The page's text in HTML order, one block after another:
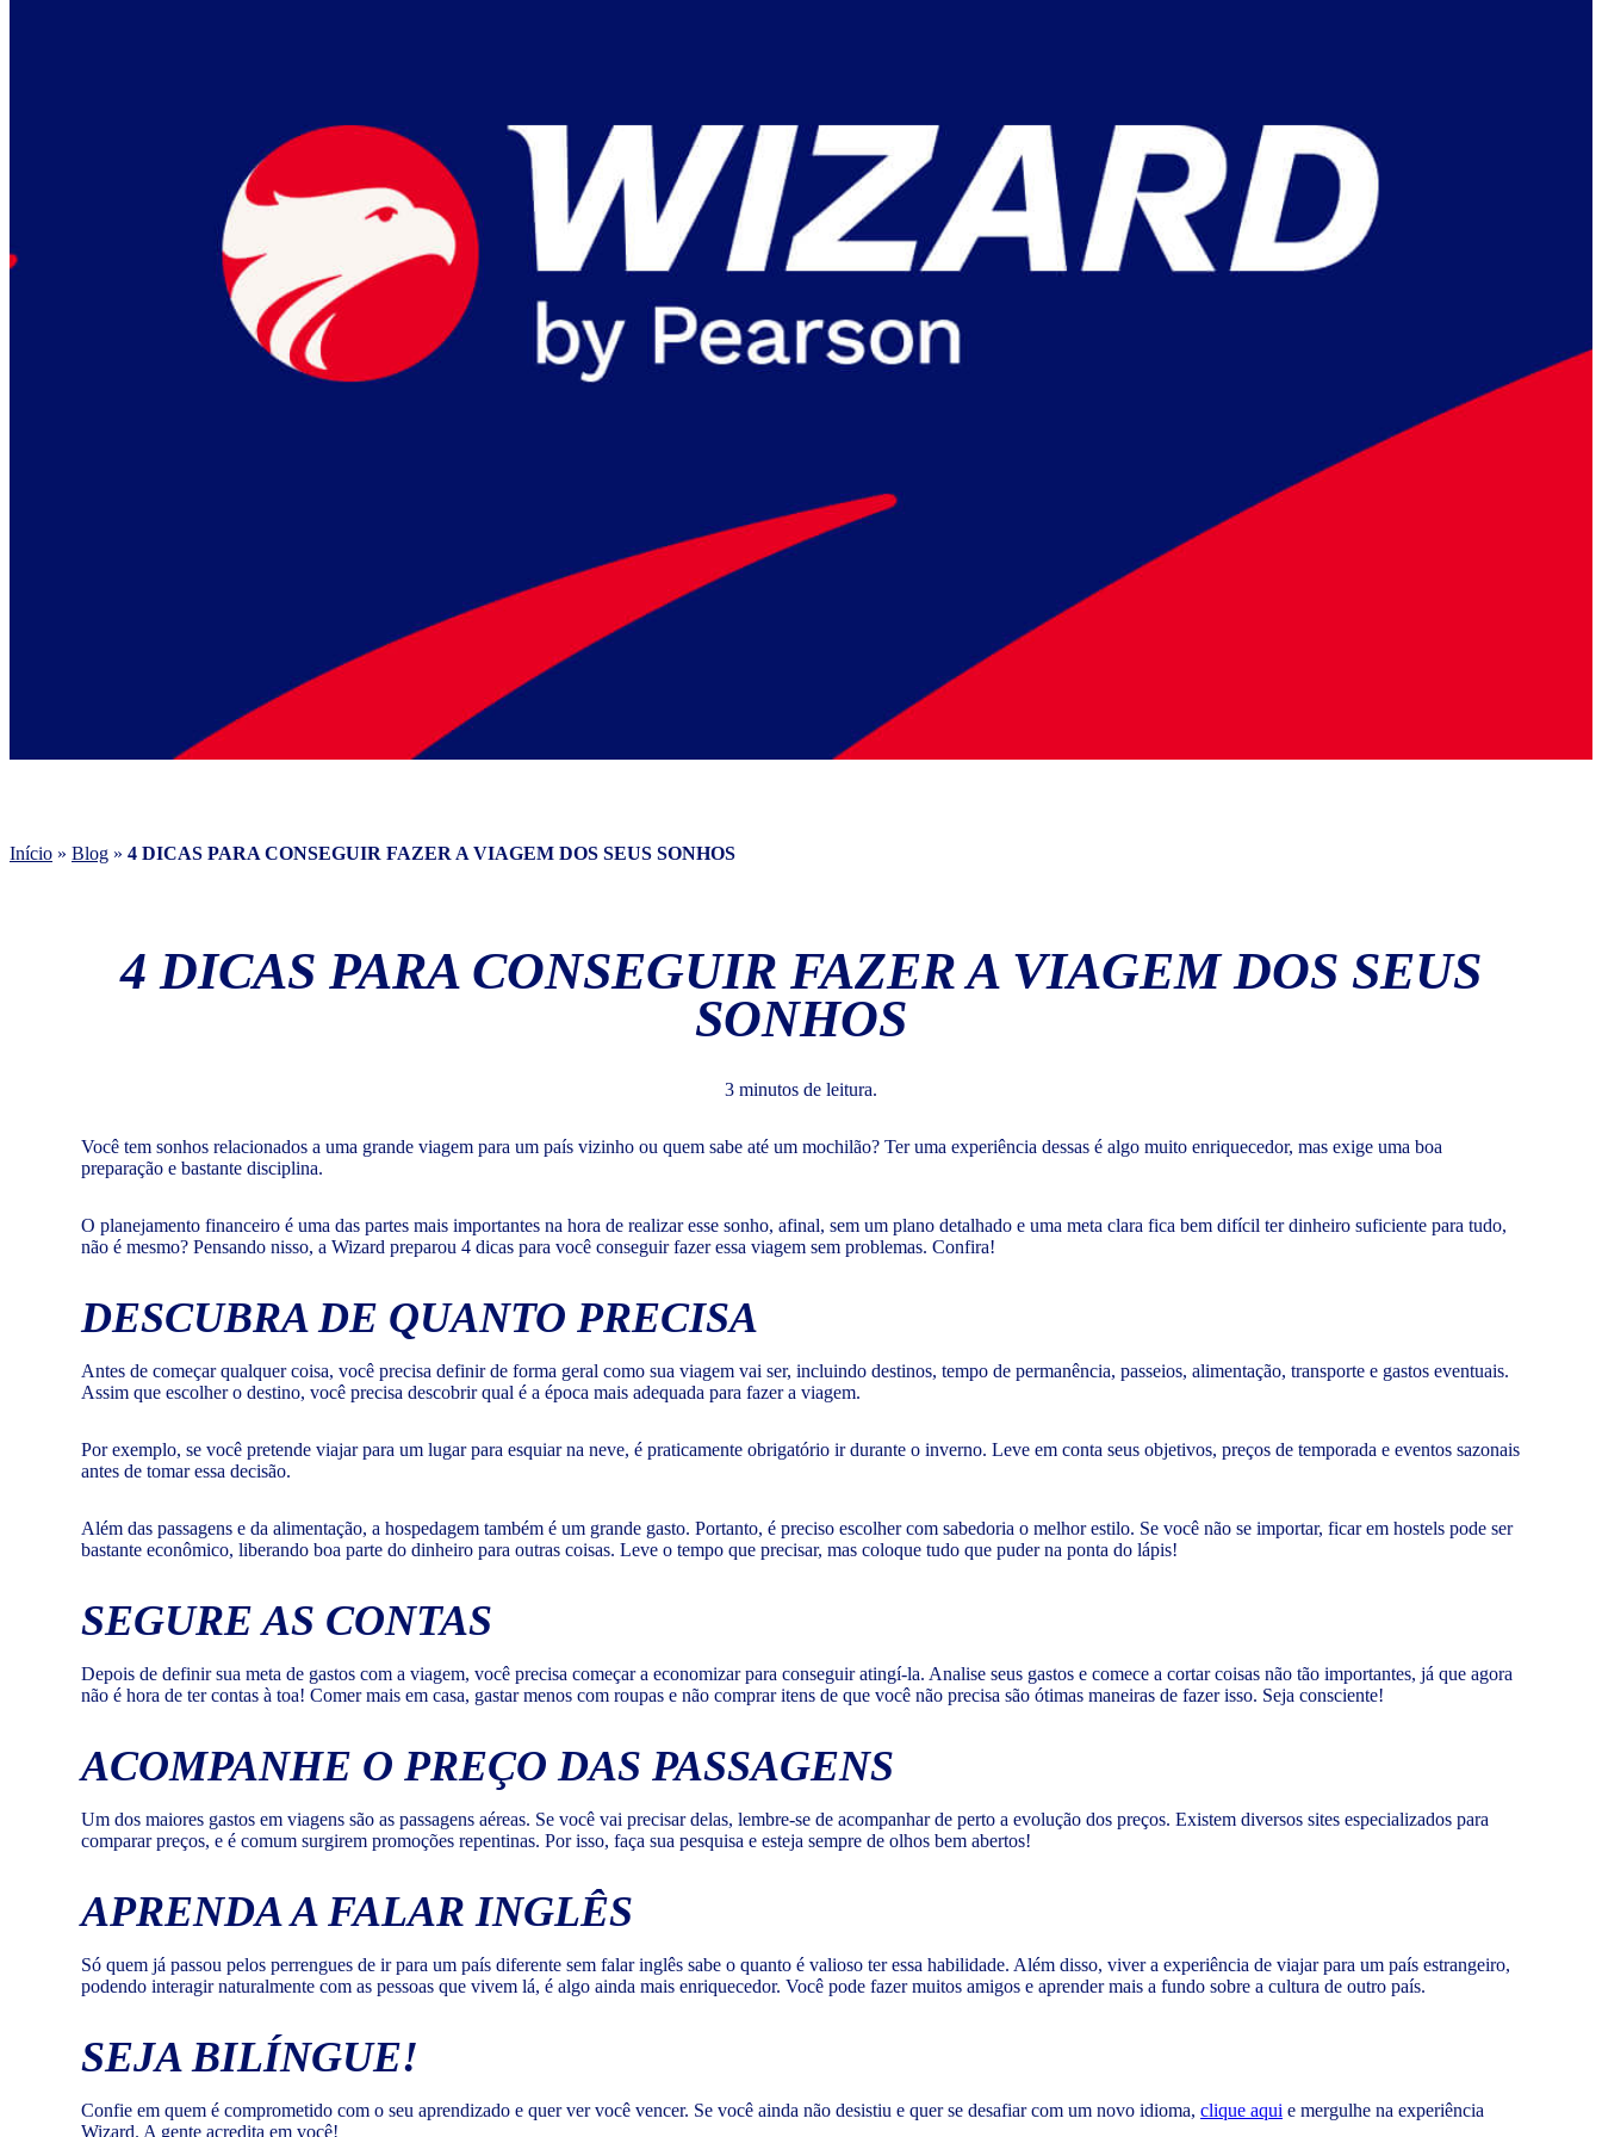
Início » Blog » 4 DICAS PARA CONSEGUIR FAZER A VIAGEM DOS SEUS SONHOS
4 DICAS PARA CONSEGUIR FAZER A VIAGEM DOS SEUS
SONHOS
3 minutos de leitura.
Você tem sonhos relacionados a uma grande viagem para um país vizinho ou quem sabe até um mochilão? Ter uma experiência dessas é algo muito enriquecedor, mas exige uma boa
preparação e bastante disciplina.
O planejamento financeiro é uma das partes mais importantes na hora de realizar esse sonho, afinal, sem um plano detalhado e uma meta clara fica bem difícil ter dinheiro suficiente para tudo,
não é mesmo? Pensando nisso, a Wizard preparou 4 dicas para você conseguir fazer essa viagem sem problemas. Confira!
DESCUBRA DE QUANTO PRECISA
Antes de começar qualquer coisa, você precisa definir de forma geral como sua viagem vai ser, incluindo destinos, tempo de permanência, passeios, alimentação, transporte e gastos eventuais.
Assim que escolher o destino, você precisa descobrir qual é a época mais adequada para fazer a viagem.
Por exemplo, se você pretende viajar para um lugar para esquiar na neve, é praticamente obrigatório ir durante o inverno. Leve em conta seus objetivos, preços de temporada e eventos sazonais
antes de tomar essa decisão.
Além das passagens e da alimentação, a hospedagem também é um grande gasto. Portanto, é preciso escolher com sabedoria o melhor estilo. Se você não se importar, ficar em hostels pode ser
bastante econômico, liberando boa parte do dinheiro para outras coisas. Leve o tempo que precisar, mas coloque tudo que puder na ponta do lápis!
SEGURE AS CONTAS
Depois de definir sua meta de gastos com a viagem, você precisa começar a economizar para conseguir atingí-la. Analise seus gastos e comece a cortar coisas não tão importantes, já que agora
não é hora de ter contas à toa! Comer mais em casa, gastar menos com roupas e não comprar itens de que você não precisa são ótimas maneiras de fazer isso. Seja consciente!
ACOMPANHE O PREÇO DAS PASSAGENS
Um dos maiores gastos em viagens são as passagens aéreas. Se você vai precisar delas, lembre-se de acompanhar de perto a evolução dos preços. Existem diversos sites especializados para
comparar preços, e é comum surgirem promoções repentinas. Por isso, faça sua pesquisa e esteja sempre de olhos bem abertos!
APRENDA A FALAR INGLÊS
Só quem já passou pelos perrengues de ir para um país diferente sem falar inglês sabe o quanto é valioso ter essa habilidade. Além disso, viver a experiência de viajar para um país estrangeiro,
podendo interagir naturalmente com as pessoas que vivem lá, é algo ainda mais enriquecedor. Você pode fazer muitos amigos e aprender mais a fundo sobre a cultura de outro país.
SEJA BILÍNGUE!
Confie em quem é comprometido com o seu aprendizado e quer ver você vencer. Se você ainda não desistiu e quer se desafiar com um novo idioma, clique aqui e mergulhe na experiência
Wizard. A gente acredita em você!